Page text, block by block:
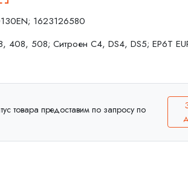
1623126580
408, 508; Ситроен C4, DS4, DS5; EP6T
товара предоставим по запросу по